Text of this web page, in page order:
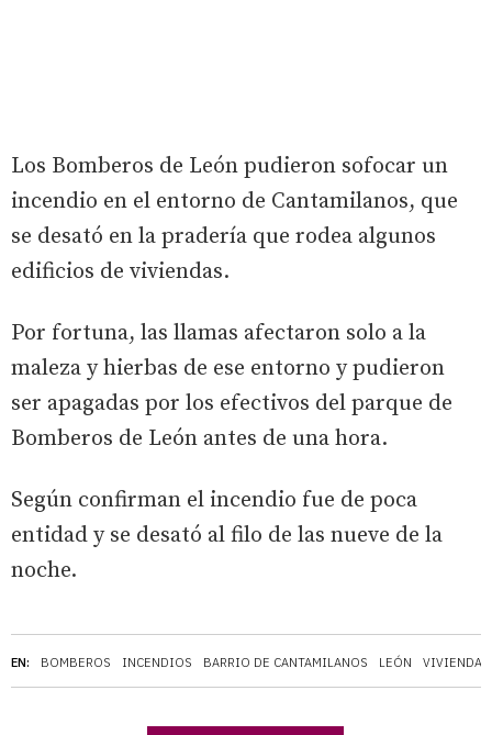
EN: BOMBEROS INCENDIOS BARRIO DE CANTAMILANOS LEÓN VIVIENDA
Los Bomberos de León pudieron sofocar un
incendio en el entorno de Cantamilanos, que
se desató en la pradería que rodea algunos
edificios de viviendas.
Por fortuna, las llamas afectaron solo a la
maleza y hierbas de ese entorno y pudieron
ser apagadas por los efectivos del parque de
Bomberos de León antes de una hora.
Según confirman el incendio fue de poca
entidad y se desató al filo de las nueve de la
noche.